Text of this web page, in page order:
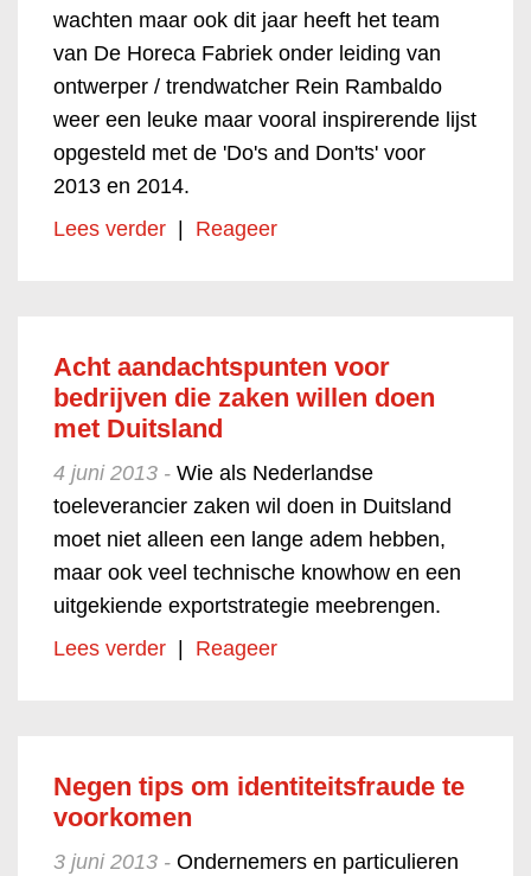
wachten maar ook dit jaar heeft het team
van De Horeca Fabriek onder leiding van
ontwerper / trendwatcher Rein Rambaldo
weer een leuke maar vooral inspirerende lijst
opgesteld met de 'Do's and Don'ts' voor
2013 en 2014.
Lees verder
Reageer
Acht aandachtspunten voor
bedrijven die zaken willen doen
met Duitsland
4 juni 2013 - Wie als Nederlandse
toeleverancier zaken wil doen in Duitsland
moet niet alleen een lange adem hebben,
maar ook veel technische knowhow en een
uitgekiende exportstrategie meebrengen.
Lees verder
Reageer
Negen tips om identiteitsfraude te
voorkomen
3 juni 2013 - Ondernemers en particulieren